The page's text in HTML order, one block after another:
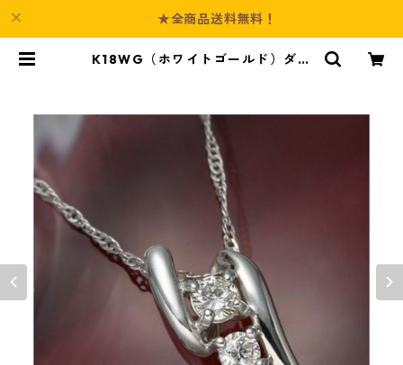
★全商品送料無料！
K18WG（ホワイトゴールド）ダイ